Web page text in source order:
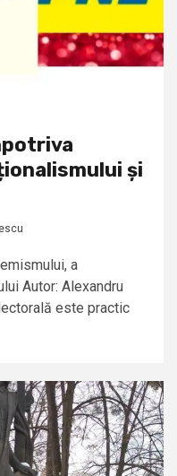
și
a
Autor: Alexandru
este practic